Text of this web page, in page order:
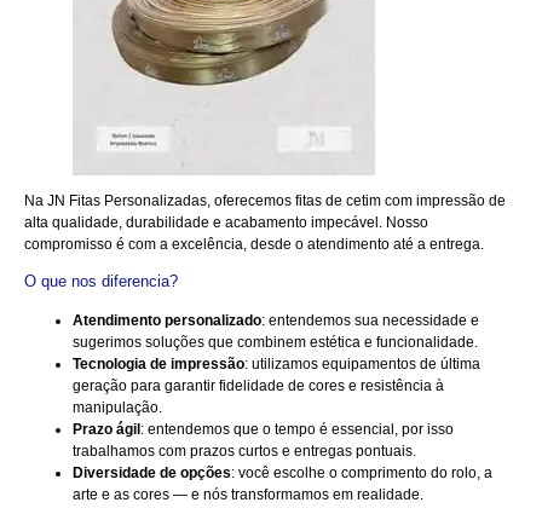
Na JN Fitas Personalizadas, oferecemos fitas de cetim com impressão de
alta qualidade, durabilidade e acabamento impecável. Nosso
compromisso é com a excelência, desde o atendimento até a entrega.
O que nos diferencia?
Atendimento personalizado: entendemos sua necessidade e
sugerimos soluções que combinem estética e funcionalidade.
Tecnologia de impressão: utilizamos equipamentos de última
geração para garantir fidelidade de cores e resistência à
manipulação.
Prazo ágil : entendemos que o tempo é essencial, por isso
trabalhamos com prazos curtos e entregas pontuais.
Diversidade de opções: você escolhe o comprimento do rolo, a
arte e as cores — e nós transformamos em realidade.